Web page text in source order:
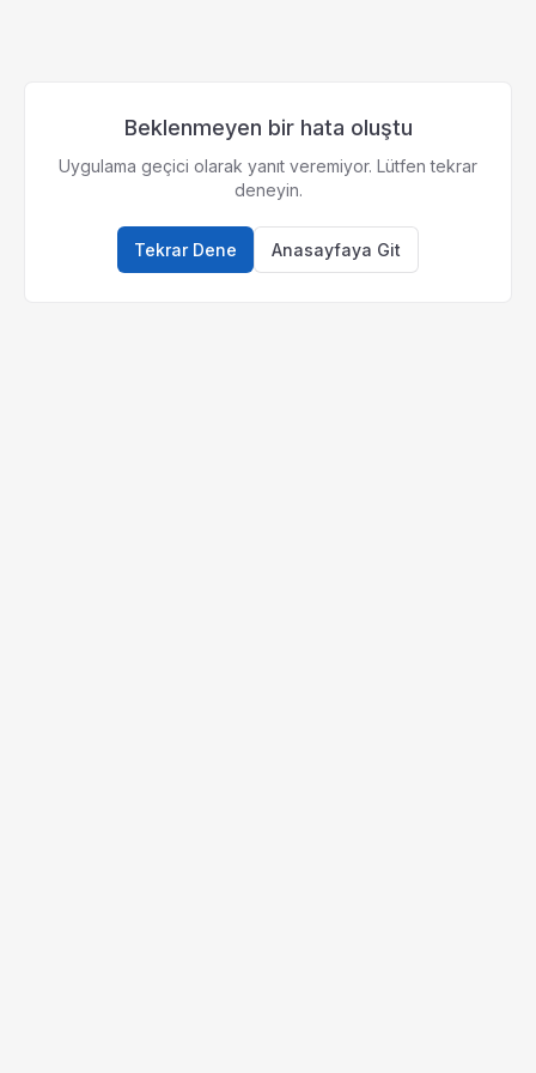
Beklenmeyen bir hata oluştu
Uygulama geçici olarak yanıt veremiyor. Lütfen tekrar
deneyin.
Tekrar Dene Anasayfaya Git